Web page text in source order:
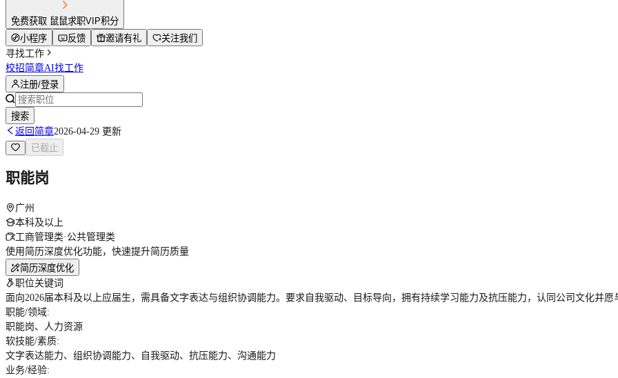
免费获取 鼠鼠求职VIP积分
小程序 反馈 邀请有礼
关注我们
寻找工作
校招简章AI找工作
注册/登录
搜索
返回简章2026-04-29 更新
已截止
职能岗
广州
本科及以上
工商管理类·公共管理类
使用简历深度优化功能，快速提升简历质量
简历深度优化
职位关键词
面向2026届本科及以上应届生，需具备文字表达与组织协调能力。要求自我驱动、目标导向，拥有持续学习能力及抗压能力，认同公司文化并愿
职能/领域:
职能岗、人力资源
软技能/素质:
文字表达能力、组织协调能力、自我驱动、抗压能力、沟通能力
业务/经验: